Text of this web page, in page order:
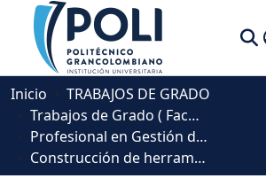
Comunidades
Descubre
Estadísticas
Inicio
TRABAJOS DE GRADO
Trabajos de Grado ( Facultad de Sociedad, Cultura y Creatividad)
Profesional en Gestión de la Seguridad y la Salud Laboral
Construcción de herramientas y formatos para el consultorio en seguridad y salud en el trabajo del Banco de Alimentos de Bogotá